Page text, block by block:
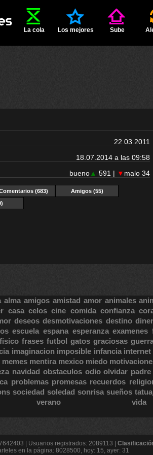
La cola Los mejores Sube
22.03.2011
18.07.2014 a las 09:58
bueno▲ 591 | ▼ malo 34
(683)
Amigos (55)
alma amigos amistad amor animales
casa celos cine comida confianza
deseos desmotivaciones destino
escuela espana esperanza examenes
fisico frases futbol gatos graciosas
imaginacion imposible infancia internet
memes mentira mexico miedo
navidad obstaculos odio olvidar padre
problemas promesas recuerdos
sociedad soledad sonrisa sueños
verano vida
| Usuarios registrados: 2089113 |
en la página: 8028500, hoy: 15, ayer: 31